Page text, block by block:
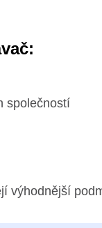
společností
výhodnější